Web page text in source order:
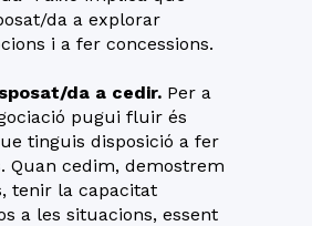
da a explorar
i a fer concessions.
da a cedir. Per a
pugui fluir és
tinguis disposició a fer
Quan cedim, demostrem
tenir la capacitat
a les situacions, essent